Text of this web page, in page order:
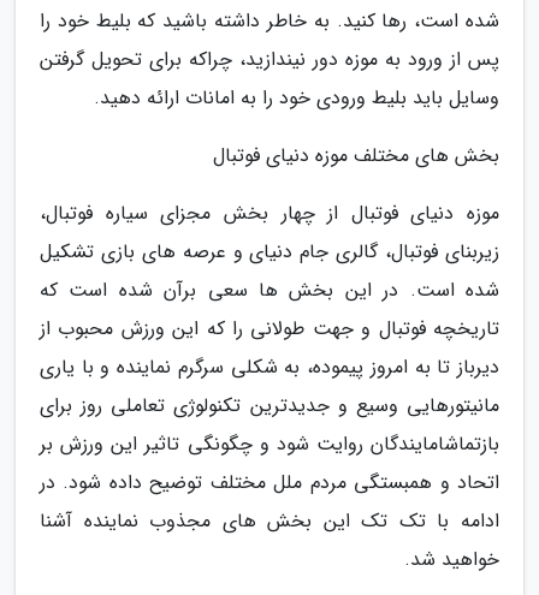
شده است، رها کنید. به خاطر داشته باشید که بلیط خود را
پس از ورود به موزه دور نیندازید، چراکه برای تحویل گرفتن
وسایل باید بلیط ورودی خود را به امانات ارائه دهید.
بخش های مختلف موزه دنیای فوتبال
موزه دنیای فوتبال از چهار بخش مجزای سیاره فوتبال،
زیربنای فوتبال، گالری جام دنیای و عرصه های بازی تشکیل
شده است. در این بخش ها سعی برآن شده است که
تاریخچه فوتبال و جهت طولانی را که این ورزش محبوب از
دیرباز تا به امروز پیموده، به شکلی سرگرم نماینده و با یاری
مانیتورهایی وسیع و جدیدترین تکنولوژی تعاملی روز برای
بازتماشامایندگان روایت شود و چگونگی تاثیر این ورزش بر
اتحاد و همبستگی مردم ملل مختلف توضیح داده شود. در
ادامه با تک تک این بخش های مجذوب نماینده آشنا
خواهید شد.